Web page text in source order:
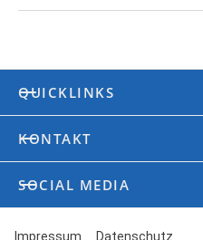
QUICKLINKS
KONTAKT
SOCIAL MEDIA
Impressum Datenschutz